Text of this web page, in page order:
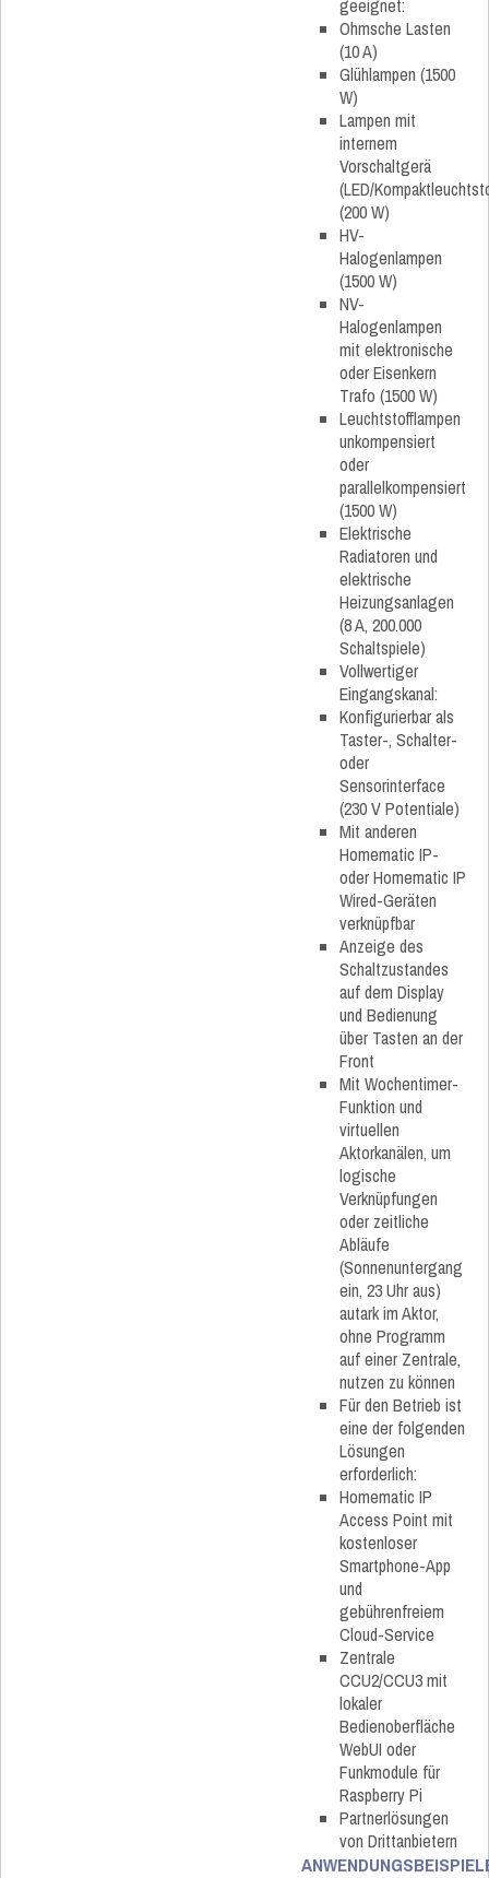
geeignet:
Ohmsche Lasten
(10 A)
Glühlampen (1500
W)
Lampen mit
internem
Vorschaltgerä
(LED/
(200 W)
HV-
Halogenlampen
(1500 W)
NV-
Halogenlampen
mit elektronische
oder Eisenkern
Trafo (1500 W)
Leuchtstofflampen
unkompensiert
oder
parallelkompensiert
(1500 W)
Elektrische
Radiatoren und
elektrische
Heizungsanlagen
(8 A, 200.000
Schaltspiele)
Vollwertiger
Eingangskanal:
Konfigurierbar als
Taster-, Schalter-
oder
Sensorinterface
(230 V Potentiale)
Mit anderen
Homematic IP-
oder Homematic IP
Wired-Geräten
verknüpfbar
Anzeige des
Schaltzustandes
auf dem Display
und Bedienung
über Tasten an der
Front
Mit Wochentimer-
Funktion und
virtuellen
Aktorkanälen, um
logische
Verknüpfungen
oder zeitliche
Abläufe
(Sonnenuntergang
ein, 23 Uhr aus)
autark im Aktor,
ohne Programm
auf einer Zentrale,
nutzen zu können
Für den Betrieb ist
eine der folgenden
Lösungen
erforderlich:
Homematic IP
Access Point mit
kostenloser
Smartphone-App
und
gebührenfreiem
Cloud-Service
Zentrale
CCU2/CCU3 mit
lokaler
Bedienoberfläche
WebUI oder
Funkmodule für
Raspberry Pi
Partnerlösungen
von Drittanbietern